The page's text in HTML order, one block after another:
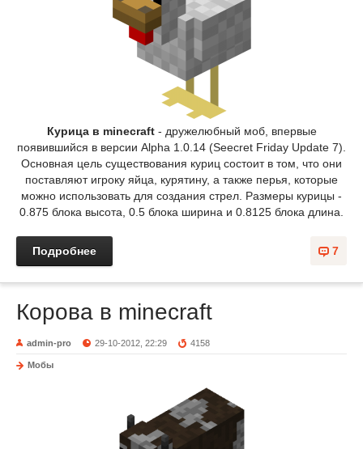
Курица в minecraft- дружелюбный моб, впервые
появившийся в версии Alpha 1.0.14 (Seecret Friday Update 7).
Основная цель существования куриц состоит в том, что они
поставляют игроку яйца, курятину, а также перья, которые
можно использовать для создания стрел. Размеры курицы -
0.875 блока высота, 0.5 блока ширина и 0.8125 блока длина.
7
Подробнее
Корова в minecraft
admin-pro 29-10-2012, 22:29 4158
Мобы